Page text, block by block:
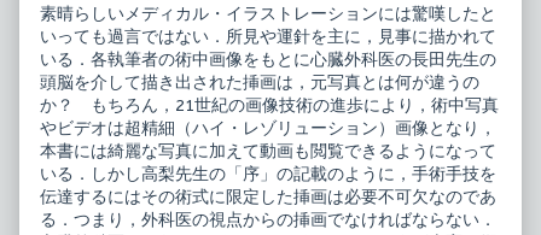
症
の
手
術,
素晴らしいメディカル・イラストレーションには驚嘆したと
いっても過言ではない．所見や運針を主に，見事に描かれて
いる．各執筆者の術中画像をもとに心臓外科医の長田先生の
頭脳を介して描き出された挿画は，元写真とは何が違うの
か？ もちろん，21世紀の画像技術の進歩により，術中写真
やビデオは超精細（ハイ・レゾリューション）画像となり，
本書には綺麗な写真に加えて動画も閲覧できるようになって
いる．しかし高梨先生の「序」の記載のように，手術手技を
伝達するにはその術式に限定した挿画は必要不可欠なのであ
る．つまり，外科医の視点からの挿画でなければならない．